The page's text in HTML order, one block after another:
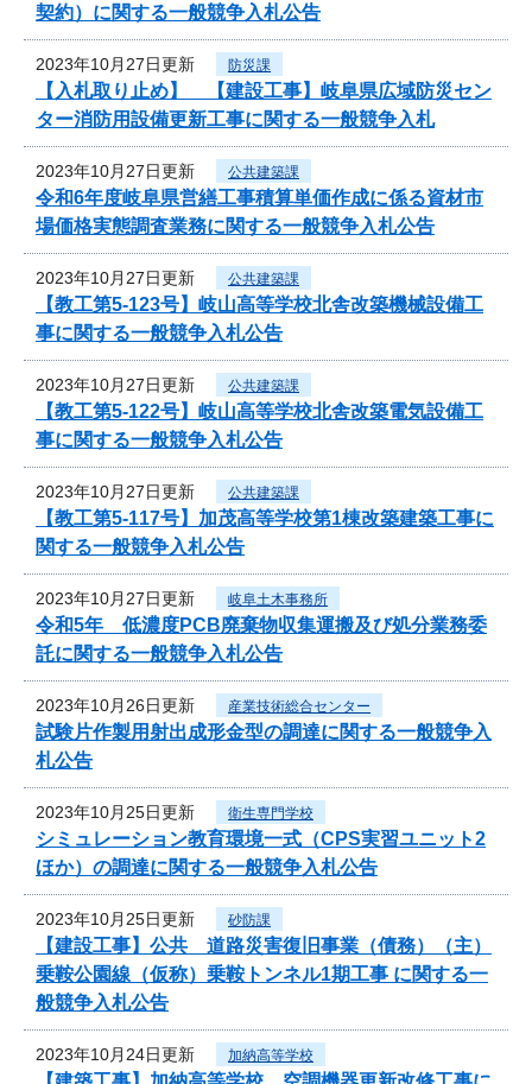
契約）に関する一般競争入札公告
2023年10月27日更新 防災課
【入札取り止め】 【建設工事】岐阜県広域防災セン
ター消防用設備更新工事に関する一般競争入札
2023年10月27日更新 公共建築課
令和6年度岐阜県営繕工事積算単価作成に係る資材市
場価格実態調査業務に関する一般競争入札公告
2023年10月27日更新 公共建築課
【教工第5-123号】岐山高等学校北舎改築機械設備工
事に関する一般競争入札公告
2023年10月27日更新 公共建築課
【教工第5-122号】岐山高等学校北舎改築電気設備工
事に関する一般競争入札公告
2023年10月27日更新 公共建築課
【教工第5-117号】加茂高等学校第1棟改築建築工事に
関する一般競争入札公告
2023年10月27日更新 岐阜土木事務所
令和5年 低濃度PCB廃棄物収集運搬及び処分業務委
託に関する一般競争入札公告
2023年10月26日更新 産業技術総合センター
試験片作製用射出成形金型の調達に関する一般競争入
札公告
2023年10月25日更新 衛生専門学校
シミュレーション教育環境一式（CPS実習ユニット2
ほか）の調達に関する一般競争入札公告
2023年10月25日更新 砂防課
【建設工事】公共 道路災害復旧事業（債務）（主）
乗鞍公園線（仮称）乗鞍トンネル1期工事 に関する一
般競争入札公告
2023年10月24日更新 加納高等学校